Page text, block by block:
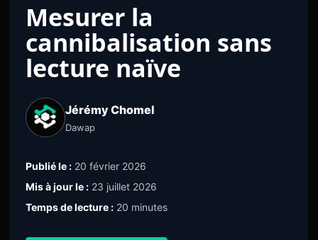
Mesurer la
cannibalisation sans
lecture naïve
Jérémy Chomel
Dawap
Publié le : 20 février 2026
Mis à jour le : 23 juillet 2026
Temps de lecture : 20 minutes